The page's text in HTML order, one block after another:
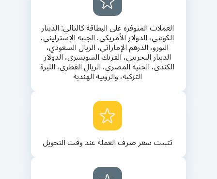
العملات المتوفرة على البطاقة كالتالي: الدينار
الكويتي، الدولار الأمريكي، الجنيه الإسترليني،
اليورو، الدرهم الإماراتي، الريال السعودي،
الدينار البحريني، الفرنك السويسري، الدولار
الكندي، الجنيه المصري، الريال القطري، الليرة
التركية، والروبية الهندية
تثبيت سعر صرف العملة عند وقت التحويل